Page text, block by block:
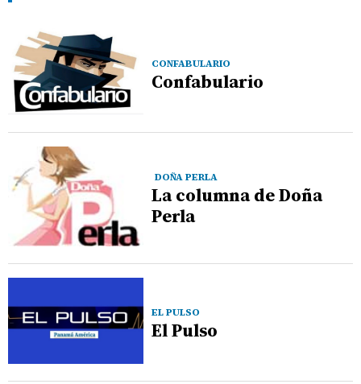
CONFABULARIO
Confabulario
DOÑA PERLA
La columna de Doña
Perla
EL PULSO
El Pulso